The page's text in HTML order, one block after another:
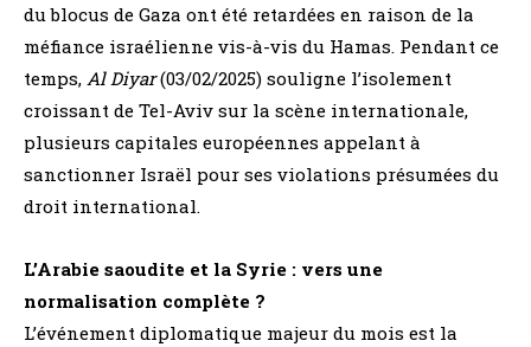
du blocus de Gaza ont été retardées en raison de la
méfiance israélienne vis-à-vis du Hamas. Pendant ce
temps, Al Diyar(03/02/2025) souligne l’isolement
croissant de Tel-Aviv sur la scène internationale,
plusieurs capitales européennes appelant à
sanctionner Israël pour ses violations présumées du
droit international.
L’Arabie saoudite et la Syrie : vers une
normalisation complète ?
L’événement diplomatique majeur du mois est la